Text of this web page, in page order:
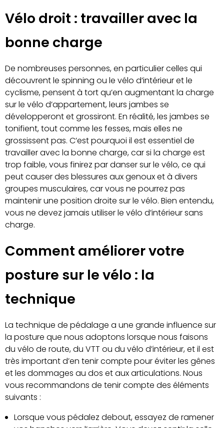
Vélo droit : travailler avec la
bonne charge
De nombreuses personnes, en particulier celles qui
découvrent le spinning ou le vélo d’intérieur et le
cyclisme, pensent à tort qu’en augmentant la charge
sur le vélo d’appartement, leurs jambes se
développeront et grossiront. En réalité, les jambes se
tonifient, tout comme les fesses, mais elles ne
grossissent pas. C’est pourquoi il est essentiel de
travailler avec la bonne charge, car si la charge est
trop faible, vous finirez par danser sur le vélo, ce qui
peut causer des blessures aux genoux et à divers
groupes musculaires, car vous ne pourrez pas
maintenir une position droite sur le vélo. Bien entendu,
vous ne devez jamais utiliser le vélo d’intérieur sans
charge.
Comment améliorer votre
posture sur le vélo : la
technique
La technique de pédalage a une grande influence sur
la posture que nous adoptons lorsque nous faisons
du vélo de route, du VTT ou du vélo d’intérieur, et il est
très important d’en tenir compte pour éviter les gênes
et les dommages au dos et aux articulations. Nous
vous recommandons de tenir compte des éléments
suivants :
Lorsque vous pédalez debout, essayez de ramener